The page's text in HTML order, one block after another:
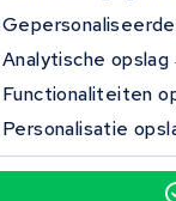
Analytische opslag
Functionaliteiten
Personalisatie